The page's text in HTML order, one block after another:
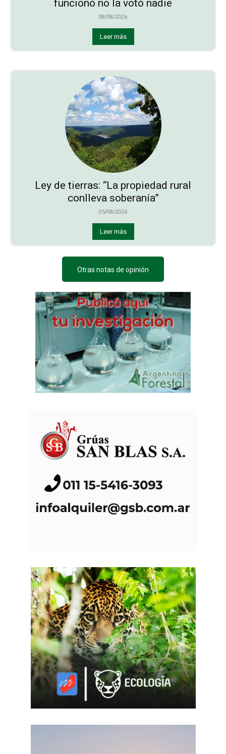
funcionó no la votó nadie
08/08/2026
Leer más
Ley de tierras: “La propiedad rural
conlleva soberanía”
05/08/2026
Leer más
Otras notas de opinión